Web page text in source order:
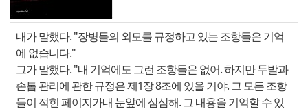
내가 말했다. "장병들의 외모를 규정하고 있는 조항들은 기억
에 없습니다."
그가 말했다. "내 기억에도 그런 조항들은 없어. 하지만 두발과
손톱 관리에 관한 규정은 제1장 8조에 있을 거야. 그 모든 조항
들이 적힌 페이지가내 눈앞에 삼삼해. 그 내용을 기억할 수 있